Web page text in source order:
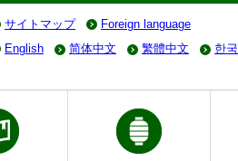
サイトマップ Foreign language
English
简体中文 繁體中文 한